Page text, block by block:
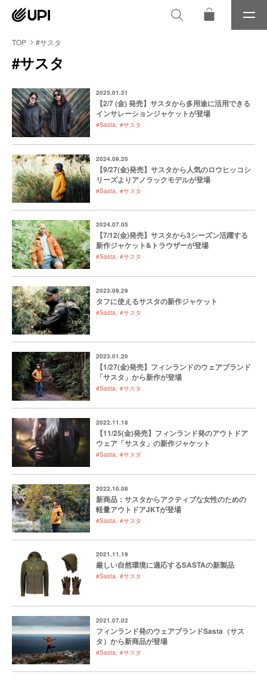
メ
ニ
TOP #サスタ
#サスタ
2025.01.31
【2/7 (金) 発売】サスタから多用途に活用できる
インサレーションジャケットが登場
#Sasta #サスタ
2024.09.20
【9/27(金)発売】サスタから人気のロウヒッコシ
リーズよりアノラックモデルが登場
#Sasta #サスタ
2024.07.05
【7/12(金)発売】サスタから3シーズン活躍する
新作ジャケット&トラウザーが登場
#Sasta #サスタ
2023.09.29
タフに使えるサスタの新作ジャケット
#Sasta #サスタ
2023.01.20
【1/27(金)発売】フィンランドのウェアブランド
「サスタ」から新作が登場
#Sasta #サスタ
2022.11.18
【11/25(金)発売】フィンランド発のアウトドア
ウェア「サスタ」の新作ジャケット
#Sasta #サスタ
2022.10.08
新商品：サスタからアクティブな女性のための
軽量アウトドアJKTが登場
#Sasta #サスタ
2021.11.19
厳しい自然環境に適応するSASTAの新製品
#Sasta #サスタ
2021.07.02
フィンランド発のウェアブランドSasta（サス
タ）から新商品が登場
#Sasta #サスタ